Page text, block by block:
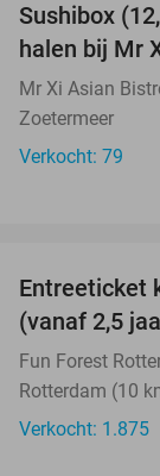
Sushibox
halen bij Mr
Mr Xi Asian
Zoetermeer
Verkocht: 79
Entreeticket
(vanaf 2,5
Fun Forest
Rotterdam (10
Verkocht: 1.875